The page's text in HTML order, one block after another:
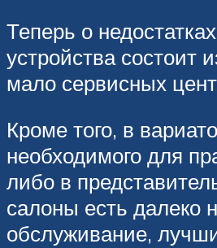
Теперь о
устройства состоит
мало сервисных
Кроме того, в
необходимого для
либо в
салоны есть далеко
обслуживание,